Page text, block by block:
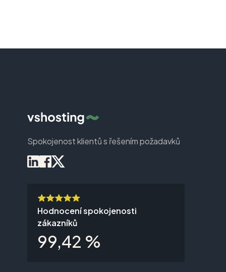
Spokojenost klientů s řešením požadavků
Hodnocení spokojenosti
zákazníků
99,42 %